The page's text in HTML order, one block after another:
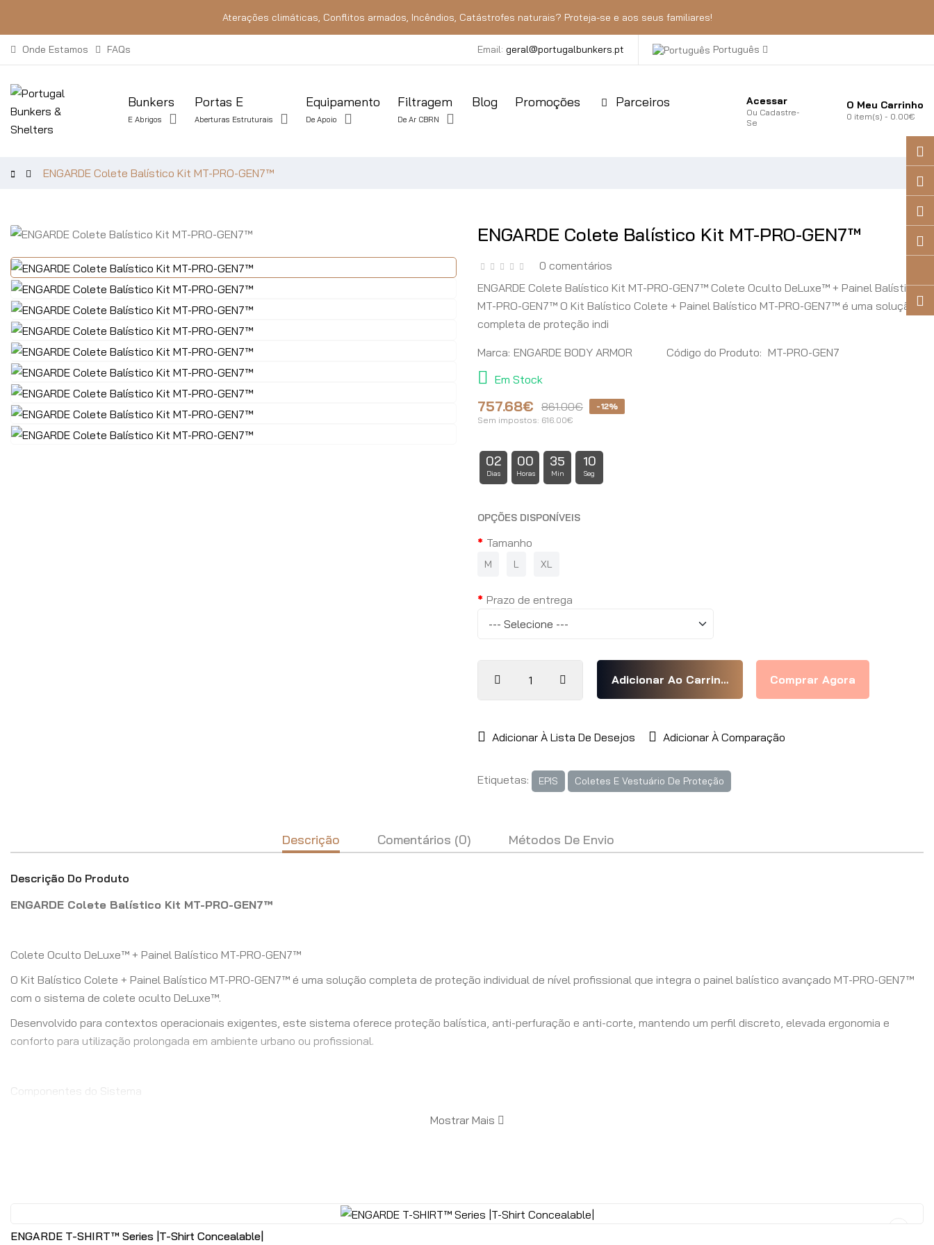
Aterações climáticas, Conflitos armados, Incêndios, Catástrofes naturais? Proteja-se e aos seus familiares!
Onde Estamos FAQs Email: geral@portugalbunkers.pt Português
Bunkers
E Abrigos
Portas E
Aberturas Estruturais
Equipamento
De Apoio
Filtragem
De Ar CBRN
Blog Promoções Parceiros Acessar
Ou Cadastre-
Se
O Meu Carrinho
0 item(s) - 0.00€
ENGARDE Colete Balístico Kit MT-PRO-GEN7™
ENGARDE Colete Balístico Kit MT-PRO-GEN7™
0 comentários
ENGARDE Colete Balístico Kit MT-PRO-GEN7™ Colete Oculto DeLuxe™ + Painel Balístico
MT-PRO-GEN7™ O Kit Balístico Colete + Painel Balístico MT-PRO-GEN7™ é uma solução
completa de proteção indi
Marca: ENGARDE BODY ARMOR Código do Produto: MT-PRO-GEN7
Em Stock
757.68€ 861.00€
-12%
Sem impostos: 616.00€
02
Dias
00
Horas
35
Min
09
Seg
OPÇÕES DISPONÍVEIS
Tamanho
M L XL
Prazo de entrega
Adicionar À Lista De Desejos Adicionar À Comparação
Etiquetas: EPIS Coletes E Vestuário De Proteção
Descrição Comentários (0) Métodos De Envio
Descrição Do Produto
ENGARDE Colete Balístico Kit MT-PRO-GEN7™
Colete Oculto DeLuxe™ + Painel Balístico MT-PRO-GEN7™
O Kit Balístico Colete + Painel Balístico MT-PRO-GEN7™ é uma solução completa de proteção individual de nível profissional que integra o painel balístico avançado MT-PRO-GEN7™
com o sistema de colete oculto DeLuxe™.
Desenvolvido para contextos operacionais exigentes, este sistema oferece proteção balística, anti-perfuração e anti-corte, mantendo um perfil discreto, elevada ergonomia e
conforto para utilização prolongada em ambiente urbano ou profissional.
Componentes do Sistema
Estrutura leve, flexível e ergonómica
Mostrar Mais
ENGARDE T-SHIRT™ Series |T-Shirt Concealable|